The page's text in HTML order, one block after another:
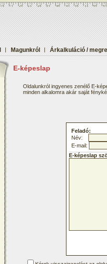
| Magunkról | Árkalkuláció /
E-képeslap
Oldalunkról ingyenes zenélő E-
minden alkalomra akár saját
Feladó:
Név:
E-mail:
E-képeslap